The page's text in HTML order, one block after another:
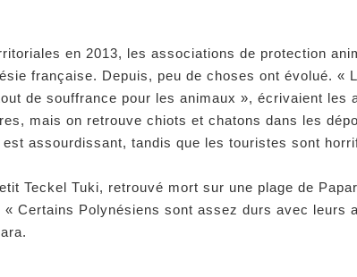
en 2013, les associations de protection
française. Depuis, peu de choses ont évolué. «
de souffrance pour les animaux », écrivaient les
mais on retrouve chiots et chatons dans les
assourdissant, tandis que les touristes sont
Teckel Tuki, retrouvé mort sur une plage de
« Certains Polynésiens sont assez durs avec leurs